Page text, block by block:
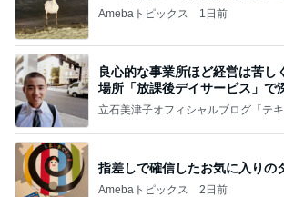
Amebaトピックス 1日前
良心的な事業所ほど経営は苦し
場所「放課後デイサービス」で
実の
立石美津子オフィシャルブログ「テキ
指差しで確信したお気に入りの
Amebaトピックス 2日前